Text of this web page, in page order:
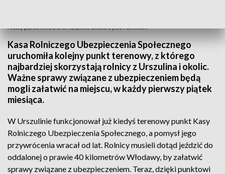
Nowy punkt KRUS w Urszulinie ułatwi życie rolnikom
Kasa Rolniczego Ubezpieczenia Społecznego
uruchomiła kolejny punkt terenowy, z którego
najbardziej skorzystają rolnicy z Urszulina i okolic.
Ważne sprawy związane z ubezpieczeniem będą
mogli załatwić na miejscu, w każdy pierwszy piątek
miesiąca.
W Urszulinie funkcjonował już kiedyś terenowy punkt Kasy
Rolniczego Ubezpieczenia Społecznego, a pomysł jego
przywrócenia wracał od lat. Rolnicy musieli dotąd jeździć do
oddalonej o prawie 40 kilometrów Włodawy, by załatwić
sprawy związane z ubezpieczeniem. Teraz, dzięki punktowi